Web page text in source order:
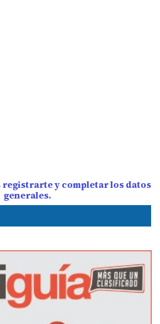
registrarte y completar los datos
generales.